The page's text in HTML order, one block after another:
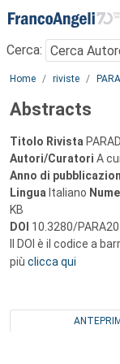
Menu
Cerca:
Main content
Home riviste
Abstracts
Titolo Rivista
Autori/Curatori A
Anno di
Lingua Italiano
KB
DOI 10.3280/
Il DOI è il codice a
più clicca qui